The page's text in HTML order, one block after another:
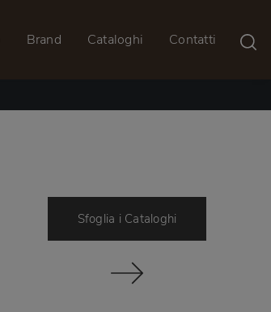
Brand Cataloghi Contatti
Sfoglia i Cataloghi